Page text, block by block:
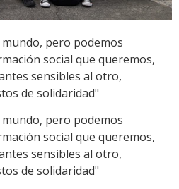
pero podemos
social que queremos,
sensibles al otro,
de solidaridad"
pero podemos
social que queremos,
sensibles al otro,
de solidaridad"